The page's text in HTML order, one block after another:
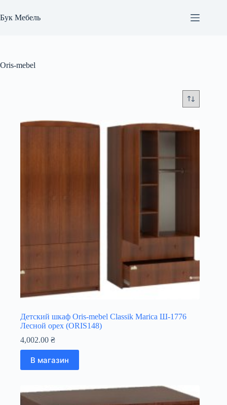
к
сути
Бук Мебель
Oris-mebel
Детский шкаф Oris-mebel Classik Marica Ш-1776
Лесной орех (ORIS148)
4,002.00 ₴
В магазин